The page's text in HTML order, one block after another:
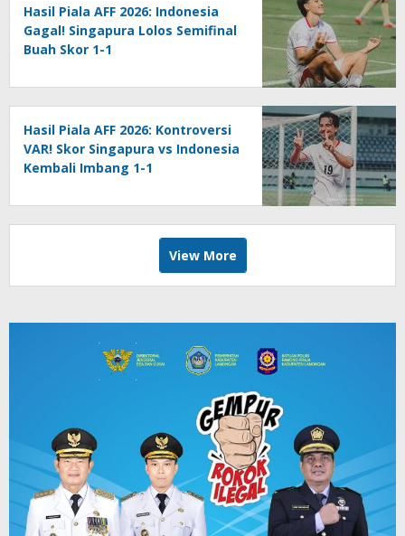
Hasil Piala AFF 2026: Indonesia
Gagal! Singapura Lolos Semifinal
Buah Skor 1-1
Hasil Piala AFF 2026: Kontroversi
VAR! Skor Singapura vs Indonesia
Kembali Imbang 1-1
View More